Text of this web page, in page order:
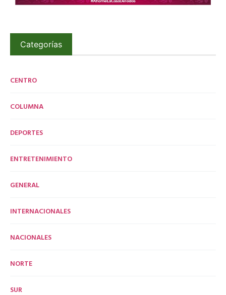
Categorías
CENTRO
COLUMNA
DEPORTES
ENTRETENIMIENTO
GENERAL
INTERNACIONALES
NACIONALES
NORTE
SUR